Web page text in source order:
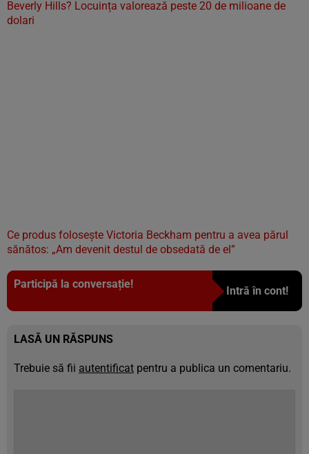
Beverly Hills? Locuința valorează peste 20 de milioane de
dolari
Ce produs folosește Victoria Beckham pentru a avea părul
sănătos: „Am devenit destul de obsedată de el”
Participă la conversație!
Intră în cont!
LASĂ UN RĂSPUNS
Trebuie să fii autentificat pentru a publica un comentariu.